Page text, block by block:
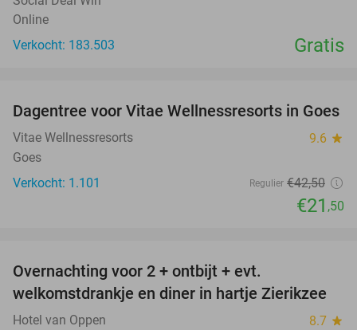
Online
Verkocht: 183.503
Gratis
49%
Dagentree voor Vitae Wellnessresorts in Goes
Vitae Wellnessresorts 9.6 star
Goes
Verkocht: 1.101
Regulier €42,50
€21 ,50
Overnachting voor 2 + ontbijt + evt.
welkomstdrankje en diner in hartje Zierikzee
Hotel van Oppen 8.7 star